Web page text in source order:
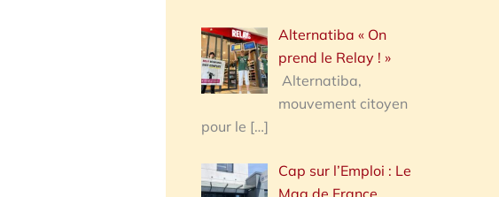
Alternatiba « On
prend le Relay ! »
Alternatiba,
mouvement citoyen
pour le […]
Cap sur l’Emploi : Le
Mag de France